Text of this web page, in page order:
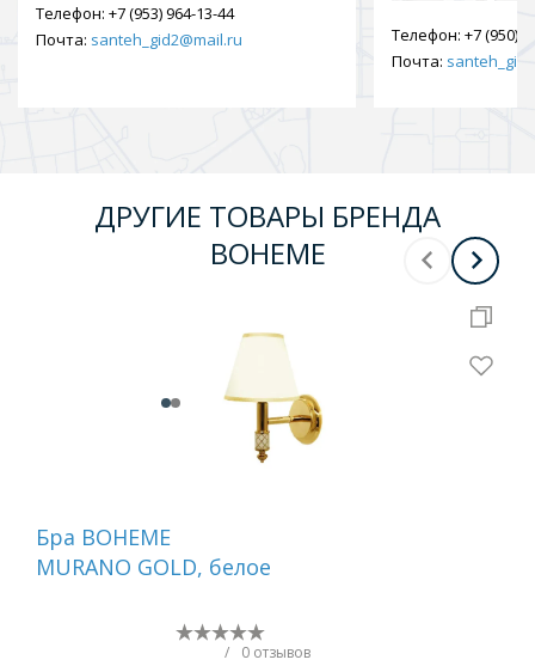
Телефон: +7 (953) 964-13-44
Почта: santeh_gid2@mail.ru Телефон: +7 (950)
Почта:
ДРУГИЕ ТОВАРЫ БРЕНДА
BOHEME
Бра BOHEME
MURANO GOLD, белое
/ 0 отзывов